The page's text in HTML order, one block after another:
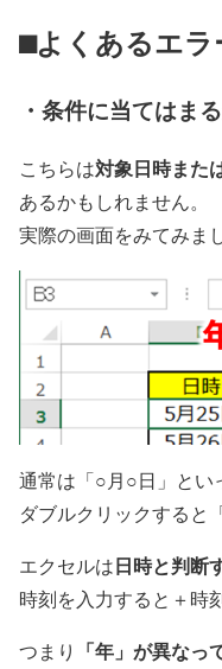
⬛︎よくあるエ
・条件に当てはま
こちらは対象日時また
あるかもしれません。
実際の画面をみてみま
通常は「○月○日」とい
ダブルクリックすると
エクセルは日時と判断
時刻を入力すると＋時
つまり
「年」が異な